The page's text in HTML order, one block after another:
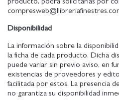
Disponibilidad
La información sobre la
la ficha de cada producto. Dicha
puede variar sin previo aviso, en
existencias de proveedores y
facilitada por estos. La presencia
no garantiza su disponibilidad